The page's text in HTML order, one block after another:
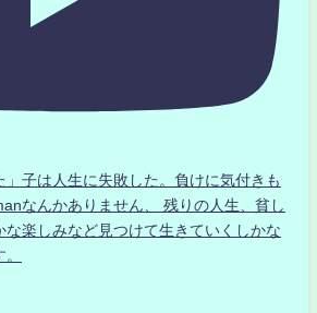
」子は人生に失敗した。負けに気付きも
なんかありません、 残りの人生、貧し
な楽しみなど見つけて生きていくしかな